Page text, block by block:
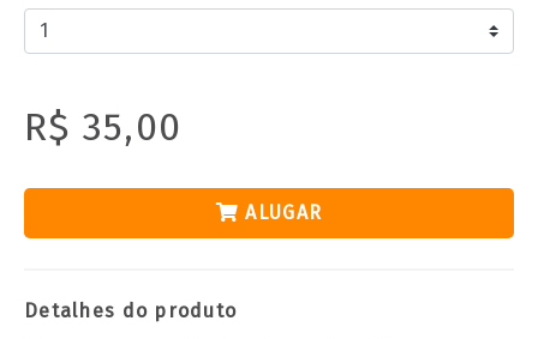
R$ 35,00
ALUGAR
Detalhes do produto